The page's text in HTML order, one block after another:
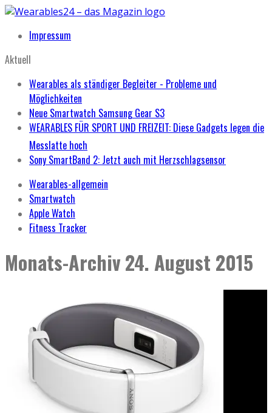
Impressum
Aktuell
Wearables als ständiger Begleiter - Probleme und
Möglichkeiten
Neue Smartwatch Samsung Gear S3
WEARABLES FÜR SPORT UND FREIZEIT: Diese Gadgets legen die
Messlatte hoch
Sony SmartBand 2: Jetzt auch mit Herzschlagsensor
Wearables-allgemein
Smartwatch
Apple Watch
Fitness Tracker
Monats-Archiv24. August 2015